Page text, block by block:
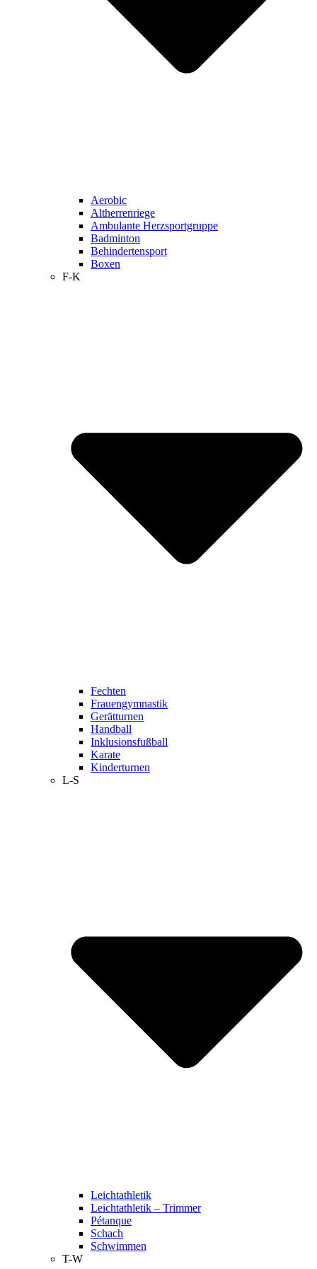
Aerobic
Altherrenriege
Ambulante Herzsportgruppe
Badminton
Behindertensport
Boxen
F-K
Fechten
Frauengymnastik
Gerätturnen
Handball
Inklusionsfußball
Karate
Kinderturnen
L-S
Leichtathletik
Leichtathletik – Trimmer
Pétanque
Schach
Schwimmen
T-W